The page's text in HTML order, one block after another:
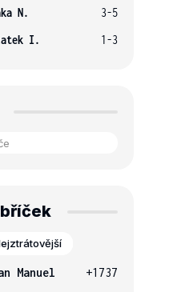
N.
3-5
I. 1-3
Manuel
+1737